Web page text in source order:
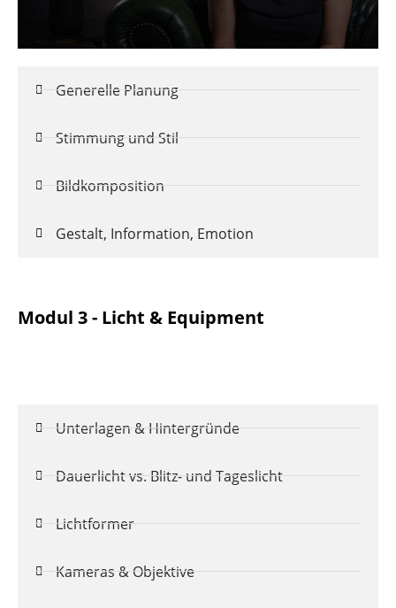
Generelle Planung
Stimmung und Stil
Bildkomposition
Gestalt, Information, Emotion
Modul 3 - Licht & Equipment
Unterlagen & Hintergründe
Dauerlicht vs. Blitz- und Tageslicht
Lichtformer
Kameras & Objektive